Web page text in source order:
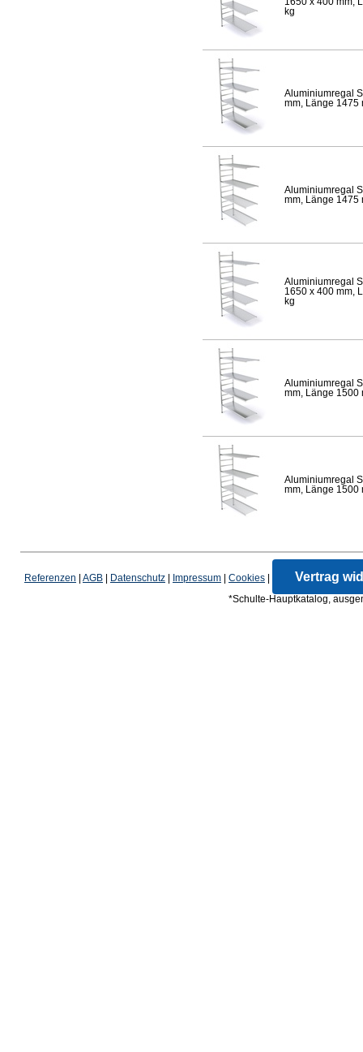
kg
Aluminiumregal
mm, Länge 1475
Aluminiumregal
mm, Länge 1475
Aluminiumregal
1650 x 400 mm,
kg
Aluminiumregal
mm, Länge 1500
Aluminiumregal
mm, Länge 1500
Referenzen AGB Datenschutz Impressum Cookies Vertrag
*Schulte-Hauptkatalog,